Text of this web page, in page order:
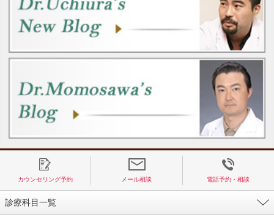
カウンセリング予約 メール相談 電話予約・相談
診療科目一覧